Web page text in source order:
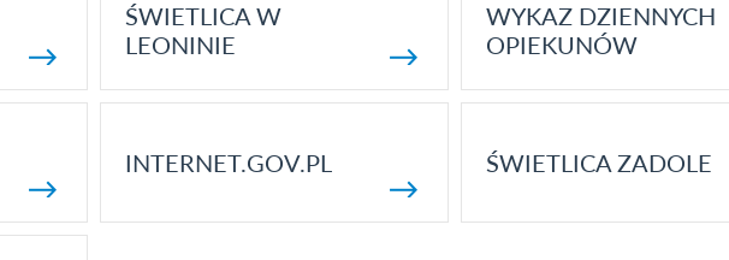
ŚWIETLICA W
LEONINIE
WYKAZ DZIENNYCH
OPIEKUNÓW
INTERNET.GOV.PL ŚWIETLICA ZADOLE